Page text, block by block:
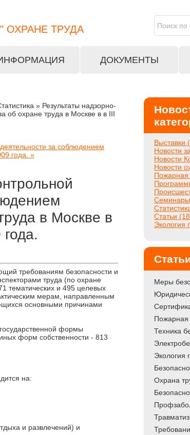
ОХРАНЕ ТРУДА
ДОКУМЕНТЫ
» Результаты надзорно-
об охране труда в Москве в в III
за соблюдением
года. »
в Москве в
требованиям безопасности и
труда (по охране
тематических и 495 целевых
мерам, направленным
основными причинами
формы
форм собственности - 813
на:
и развлечений) и
Выставки
Новости
Новости
Новости
Пожарная
Семинары
Статьи
Экология
Меры
Пожарная
Техника
Экология
Охрана